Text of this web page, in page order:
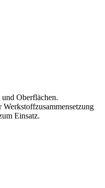
Oberflächen.
Einsatz.